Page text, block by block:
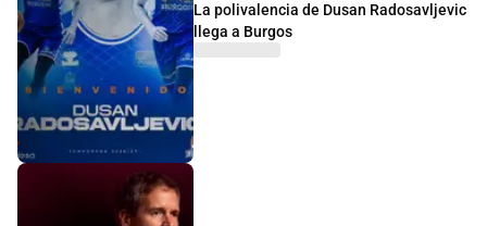
La polivalencia de Dusan Radosavljevic
llega a Burgos